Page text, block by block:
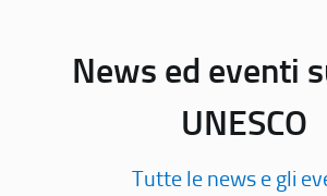
News ed eventi
UNESCO
Tutte le news e gli